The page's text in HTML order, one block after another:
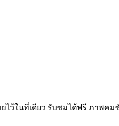
ว้ในที่เดียว รับชมได้ฟรี ภาพค